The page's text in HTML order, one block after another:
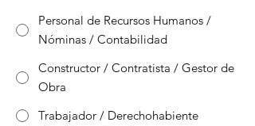
Personal de Recursos Humanos /
Nóminas / Contabilidad
Constructor / Contratista / Gestor de
Obra
Trabajador / Derechohabiente